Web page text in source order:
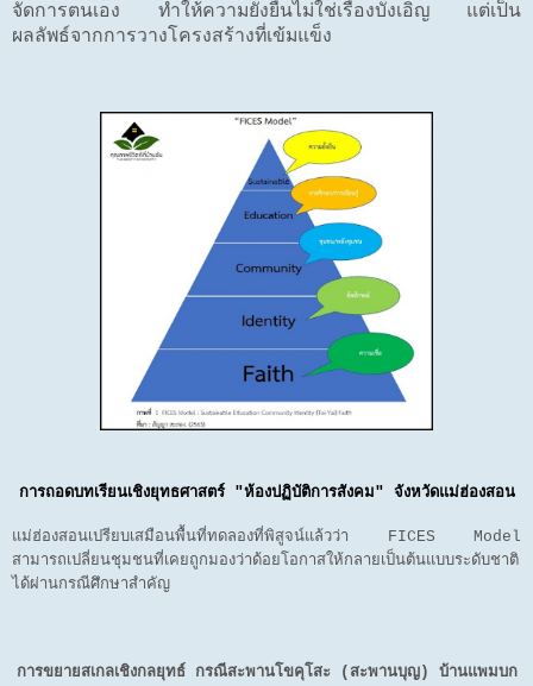
จัดการตนเอง ทำให้ความยั่งยืนไม่ใช่เรื่องบังเอิญ แต่เป็น
ผลลัพธ์จากการวางโครงสร้างที่เข้มแข็ง
การถอดบทเรียนเชิงยุทธศาสตร์ "ห้องปฏิบัติการสังคม" จังหวัดแม่ฮ่องสอน
แม่ฮ่องสอนเปรียบเสมือนพื้นที่ทดลองที่พิสูจน์แล้วว่า FICES Model
สามารถเปลี่ยนชุมชนที่เคยถูกมองว่าด้อยโอกาสให้กลายเป็นต้นแบบระดับชาติ
ได้ผ่านกรณีศึกษาสำคัญ
การขยายสเกลเชิงกลยุทธ์ กรณีสะพานโขคุโสะ (สะพานบุญ) บ้านแพมบก